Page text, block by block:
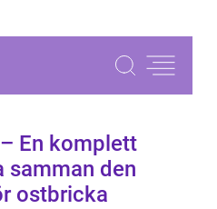
En komplett
samman den
ostbricka